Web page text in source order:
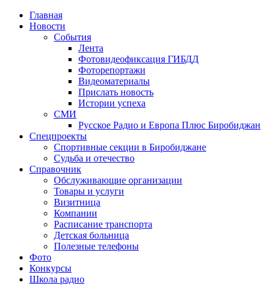
Главная
Новости
События
Лента
Фотовидеофиксация ГИБДД
Фоторепортажи
Видеоматериалы
Прислать новость
Истории успеха
СМИ
Русское Радио и Европа Плюс Биробиджан
Спецпроекты
Спортивные секции в Биробиджане
Судьба и отечество
Справочник
Обслуживающие организации
Товары и услуги
Визитница
Компании
Расписание транспорта
Детская больница
Полезные телефоны
Фото
Конкурсы
Школа радио